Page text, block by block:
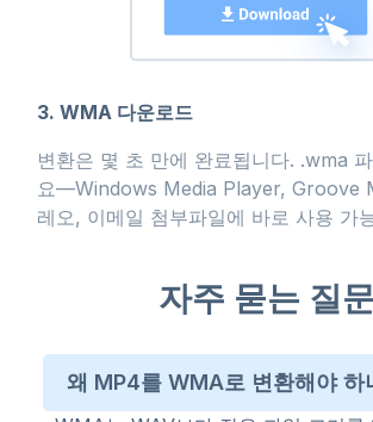
3. WMA 다운로드
변환은 몇 초 만에 완료됩니다. .wma
요—Windows Media Player, Groove
레오, 이메일 첨부파일에 바로 사용 가
자주 묻는 질문
왜 MP4를 WMA로 변환해야 하